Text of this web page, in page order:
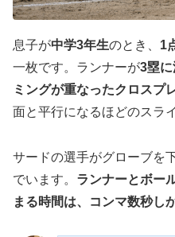
息子が中学3年生のとき、 1
一枚です。ランナーが3塁に
ミングが重なったクロスプ
面と平行になるほどのスラ
サードの選手がグローブを
でいます。 ランナーとボー
まる時間は、コンマ数秒し